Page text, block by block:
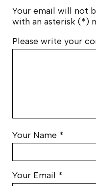
Your email will not
with an asterisk (*)
Please write your
Your Name *
Your Email *